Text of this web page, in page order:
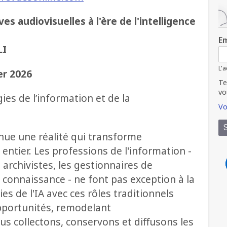
audiovisuelles à l'ère de l'intelligence
2026
de l’information et de la
une réalité qui transforme
Les professions de l'information -
les gestionnaires de
- ne font pas exception à la
de l'IA avec ces rôles traditionnels
remodelant
collectons, conservons et diffusons les